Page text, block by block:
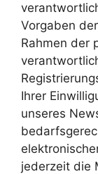
Vorgaben
Rahmen der
Ihrer
unseres
jederzeit die